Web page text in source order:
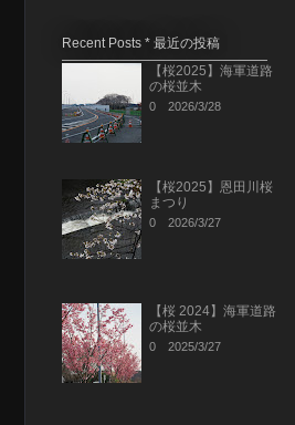
Recent Posts * 最近の投稿
【桜2025】海軍道路
の桜並木
0 2026/3/28
【桜2025】恩田川桜
まつり
0 2026/3/27
【桜 2024】海軍道路
の桜並木
0 2025/3/27